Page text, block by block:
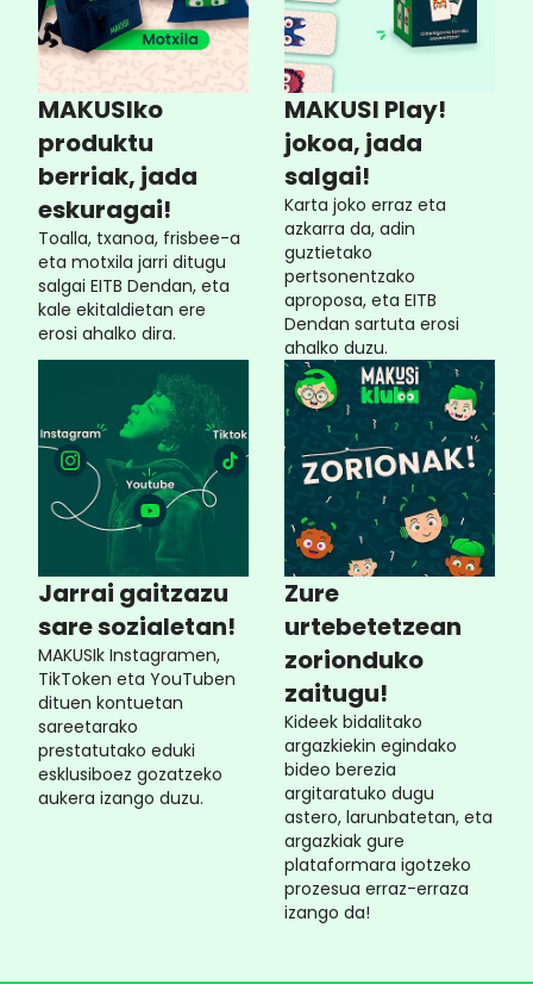
MAKUSIko
produktu
berriak, jada
eskuragai!
Toalla, txanoa, frisbee-a
eta motxila jarri ditugu
salgai EITB Dendan, eta
kale ekitaldietan ere
erosi ahalko dira.
MAKUSI Play!
jokoa, jada
salgai!
Karta joko erraz eta
azkarra da, adin
guztietako
pertsonentzako
aproposa, eta EITB
Dendan sartuta erosi
ahalko duzu.
Jarrai gaitzazu
sare sozialetan!
MAKUSIk Instagramen,
TikToken eta YouTuben
dituen kontuetan
sareetarako
prestatutako eduki
esklusiboez gozatzeko
aukera izango duzu.
Zure
urtebetetzean
zorionduko
zaitugu!
Kideek bidalitako
argazkiekin egindako
bideo berezia
argitaratuko dugu
astero, larunbatetan, eta
argazkiak gure
plataformara igotzeko
prozesua erraz-erraza
izango da!